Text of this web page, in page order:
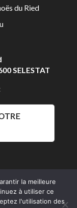
du Ried
SELESTAT
la meilleure
à utiliser ce
l'utilisation des